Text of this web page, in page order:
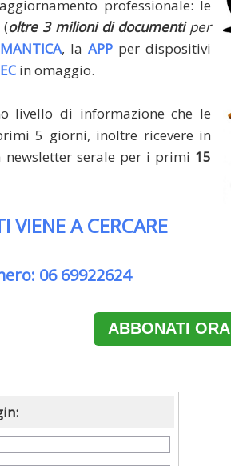
professionale: le
(oltre 3 milioni di documentiper
, la APP per dispositivi
in omaggio.
livello di informazione che le
5 giorni, inoltre ricevere in
serale per i primi 15
VIENE A CERCARE
06 69922624
ABBONATI ORA